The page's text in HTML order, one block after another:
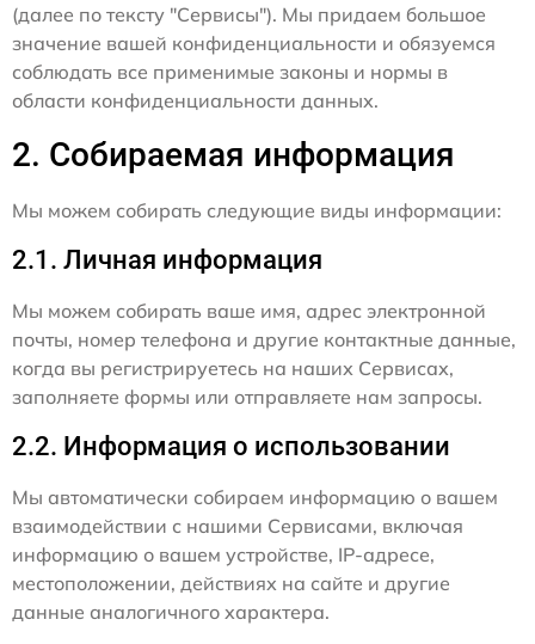
(далее по тексту "Сервисы"). Мы придаем большое
значение вашей конфиденциальности и обязуемся
соблюдать все применимые законы и нормы в
области конфиденциальности данных.
2. Собираемая информация
Мы можем собирать следующие виды информации:
2.1. Личная информация
Мы можем собирать ваше имя, адрес электронной
почты, номер телефона и другие контактные данные,
когда вы регистрируетесь на наших Сервисах,
заполняете формы или отправляете нам запросы.
2.2. Информация о использовании
Мы автоматически собираем информацию о вашем
взаимодействии с нашими Сервисами, включая
информацию о вашем устройстве, IP-адресе,
местоположении, действиях на сайте и другие
данные аналогичного характера.